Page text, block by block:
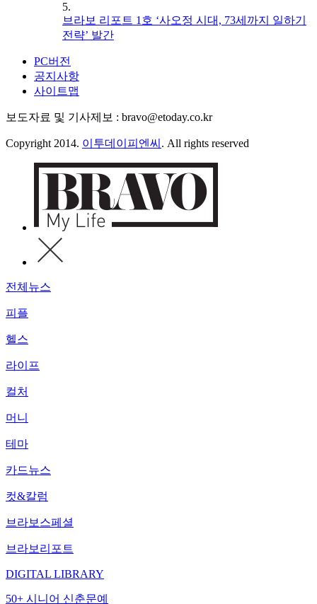
5.
브라보 리포트 1호 ‘사오정 시대, 73세까지 일하기
전략’ 발간
PC버전
공지사항
사이트맵
보도자료 및 기사제보 : bravo@etoday.co.kr
Copyright 2014. 이투데이피엔씨 . All rights reserved
전체뉴스
피플
헬스
라이프
컬처
머니
테마
카드뉴스
컷&칼럼
브라보스페셜
브라보리포트
DIGITAL LIBRARY
50+ 시니어 신춘문예